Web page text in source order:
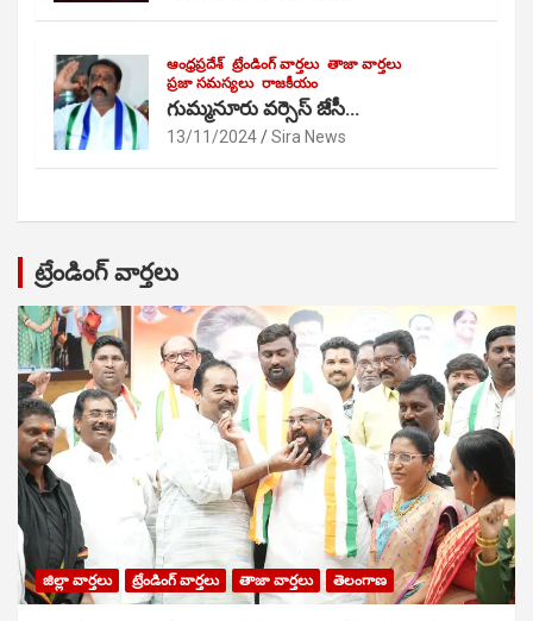
ఆంధ్రప్రదేశ్ ట్రేండింగ్ వార్తలు తాజా వార్తలు
ప్రజా సమస్యలు రాజకీయం
గుమ్మనూరు వర్సెస్ జేసీ…
13/11/2024 Sira News
ట్రేండింగ్ వార్తలు
జిల్లా వార్తలు ట్రేండింగ్ వార్తలు తాజా వార్తలు తెలంగాణ